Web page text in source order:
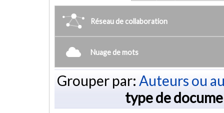
Réseau de collaboration
Nuage de mots
Grouper par: Auteurs ou
type de